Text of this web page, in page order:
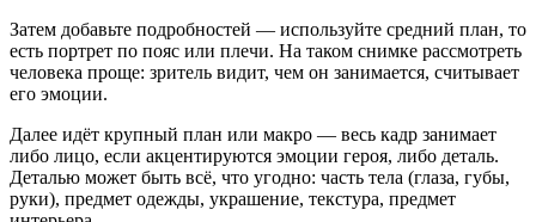
Затем добавьте подробностей — используйте средний план, то
есть портрет по пояс или плечи. На таком снимке рассмотреть
человека проще: зритель видит, чем он занимается, считывает
его эмоции.
Далее идёт крупный план или макро — весь кадр занимает
либо лицо, если акцентируются эмоции героя, либо деталь.
Деталью может быть всё, что угодно: часть тела (глаза, губы,
руки), предмет одежды, украшение, текстура, предмет